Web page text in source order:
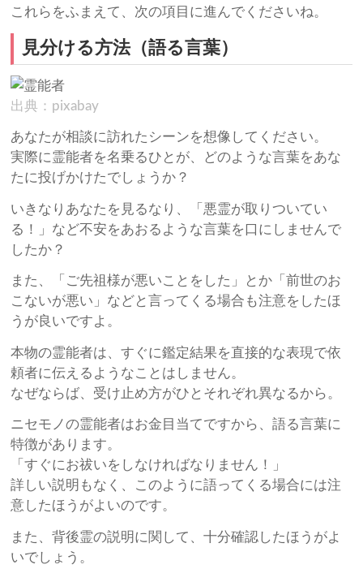
これらをふまえて、次の項目に進んでくださいね。
見分ける方法（語る言葉）
出典：pixabay
あなたが相談に訪れたシーンを想像してください。
実際に霊能者を名乗るひとが、どのような言葉をあな
たに投げかけたでしょうか？
いきなりあなたを見るなり、「悪霊が取りついてい
る！」など不安をあおるような言葉を口にしませんで
したか？
また、「ご先祖様が悪いことをした」とか「前世のお
こないが悪い」などと言ってくる場合も注意をしたほ
うが良いですよ。
本物の霊能者は、すぐに鑑定結果を直接的な表現で依
頼者に伝えるようなことはしません。
なぜならば、受け止め方がひとそれぞれ異なるから。
ニセモノの霊能者はお金目当てですから、語る言葉に
特徴があります。
「すぐにお祓いをしなければなりません！」
詳しい説明もなく、このように語ってくる場合には注
意したほうがよいのです。
また、背後霊の説明に関して、十分確認したほうがよ
いでしょう。